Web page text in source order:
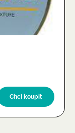
Chci koupit